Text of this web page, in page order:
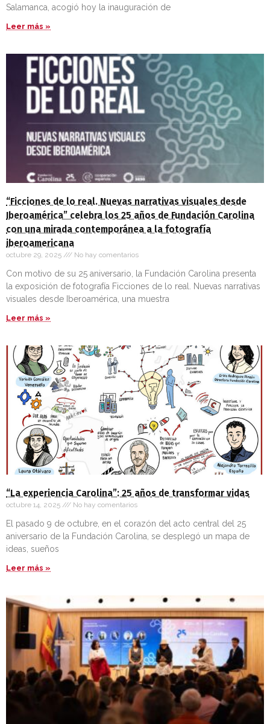
Salamanca, acogió hoy la inauguración de
Leer más »
“Ficciones de lo real. Nuevas narrativas visuales desde
Iberoamérica” celebra los 25 años de Fundación Carolina
con una mirada contemporánea a la fotografía
iberoamericana
octubre 29, 2025 No hay comentarios
Con motivo de su 25 aniversario, la Fundación Carolina presenta
la exposición de fotografía Ficciones de lo real. Nuevas narrativas
visuales desde Iberoamérica, una muestra
Leer más »
“La experiencia Carolina”: 25 años de transformar vidas
octubre 14, 2025 No hay comentarios
El pasado 9 de octubre, en el corazón del acto central del 25
aniversario de la Fundación Carolina, se desplegó un mapa de
ideas, sueños
Leer más »